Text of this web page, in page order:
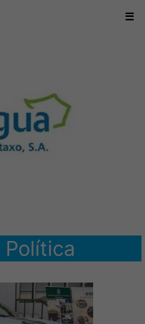
☰
Política